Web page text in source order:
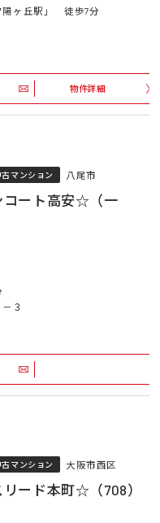
陽ヶ丘駅」 徒歩7分
物件詳細
マンション 八尾市
ート高安☆（一
３
マンション 大阪市西区
ード本町☆（708）